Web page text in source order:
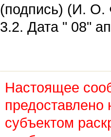
(подпись) (И.
3.2. Дата " 08"
Настоящее
предоставлено
субъектом